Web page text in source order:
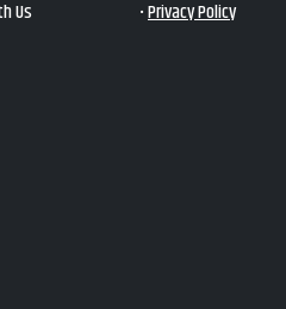
Us
•Privacy Policy